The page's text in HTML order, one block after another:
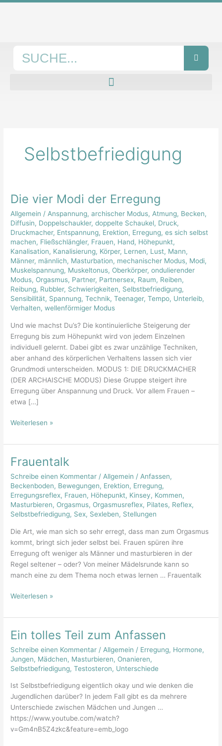
Zum
Selbstbefriedigung
Die vier Modi der Erregung
Allgemein / Anspannung,archischer Modus, Atmung, Becken,
Diffusin, Doppelschaukler,doppelte Schaukel, Druck,
Druckmacher, Entspannung, Erektion, Erregung,es sich selbst
machen, Fließschlängler, Frauen, Hand, Höhepunkt,
Kanalisation, Kanalisierung, Körper, Lernen, Lust, Mann,
Männer, männlich, Masturbation, mechanischer Modus, Modi,
Muskelspannung, Muskeltonus, Oberkörper,ondulierender
Modus, Orgasmus, Partner, Partnersex, Raum, Reiben,
Reibung, Rubbler, Schwierigkeiten, Selbstbefriedigung,
Sensibilität, Spannung,Technik,Teenager,Tempo, Unterleib,
Verhalten,wellenförmiger Modus
Und wie machst Du’s? Die kontinuierliche Steigerung der
Erregung bis zum Höhepunkt wird von jedem Einzelnen
individuell gelernt. Dabei gibt es zwar unzählige Techniken,
aber anhand des körperlichen Verhaltens lassen sich vier
Grundmodi unterscheiden. MODUS 1: DIE DRUCKMACHER
(DER ARCHAISCHE MODUS) Diese Gruppe steigert ihre
Erregung über Anspannung und Druck. Vor allem Frauen –
etwa […]
Die
Modi
der
Erregung
Weiterlesen »
Frauentalk
Schreibe einen Kommentar / Allgemein / Anfassen,
Beckenboden, Bewegungen, Erektion, Erregung,
Erregungsreflex, Frauen, Höhepunkt, Kinsey, Kommen,
Masturbieren, Orgasmus, Orgasmusreflex, Pilates, Reflex,
Selbstbefriedigung, Sex, Sexleben, Stellungen
Die Art, wie man sich so sehr erregt, dass man zum Orgasmus
kommt, bringt sich jeder selbst bei. Frauen spüren ihre
Erregung oft weniger als Männer und masturbieren in der
Regel seltener – oder? Von meiner Mädelsrunde kann so
manch eine zu dem Thema noch etwas lernen … Frauentalk
Frauentalk
Weiterlesen »
Ein tolles Teil zum Anfassen
Schreibe einen Kommentar / Allgemein / Erregung, Hormone,
Jungen, Mädchen, Masturbieren, Onanieren,
Selbstbefriedigung,Testosteron, Unterschiede
Ist Selbstbefriedigung eigentlich okay und wie denken die
Jugendlichen darüber? In jedem Fall gibt es da mehrere
Unterschiede zwischen Mädchen und Jungen …
https://www.youtube.com/watch?
v=Gm4nB5Z4zkc&feature=emb_logo
Ein
Teil
zum